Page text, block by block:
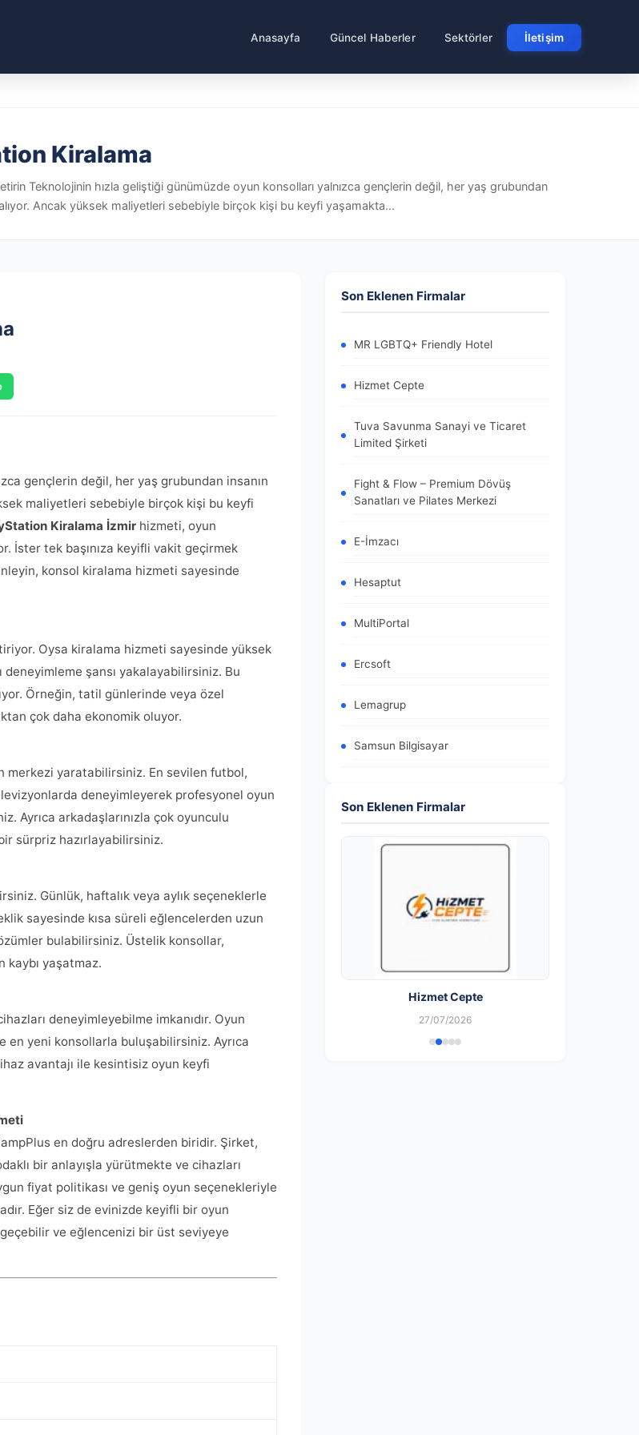
Anasayfa Güncel Haberler Sektörler İletişim
Kiralama
Teknolojinin hızla geliştiği günümüzde oyun konsolları yalnızca gençlerin değil, her yaş grubundan
Ancak yüksek maliyetleri sebebiyle birçok kişi bu keyfi yaşamakta...
gençlerin değil, her yaş grubundan insanın
maliyetleri sebebiyle birçok kişi bu keyfi
Kiralama İzmir hizmeti, oyun
İster tek başınıza keyifli vakit geçirmek
konsol kiralama hizmeti sayesinde
Oysa kiralama hizmeti sayesinde yüksek
şansı yakalayabilirsiniz. Bu
Örneğin, tatil günlerinde veya özel
çok daha ekonomik oluyor.
merkezi yaratabilirsiniz. En sevilen futbol,
deneyimleyerek profesyonel oyun
Ayrıca arkadaşlarınızla çok oyunculu
sürpriz hazırlayabilirsiniz.
Günlük, haftalık veya aylık seçeneklerle
sayesinde kısa süreli eğlencelerden uzun
bulabilirsiniz. Üstelik konsollar,
kaybı yaşatmaz.
deneyimleyebilme imkanıdır. Oyun
en yeni konsollarla buluşabilirsiniz. Ayrıca
avantajı ile kesintisiz oyun keyfi
en doğru adreslerden biridir. Şirket,
bir anlayışla yürütmekte ve cihazları
fiyat politikası ve geniş oyun seçenekleriyle
Eğer siz de evinizde keyifli bir oyun
ve eğlencenizi bir üst seviyeye
Son Eklenen Firmalar
MR LGBTQ+ Friendly Hotel
Hizmet Cepte
Tuva Savunma Sanayi ve Ticaret
Limited Şirketi
Fight & Flow – Premium Dövüş
Sanatları ve Pilates Merkezi
E-İmzacı
Hesaptut
MultiPortal
Ercsoft
Lemagrup
Samsun Bilgisayar
Son Eklenen Firmalar
Hizmet Cepte
27/07/2026